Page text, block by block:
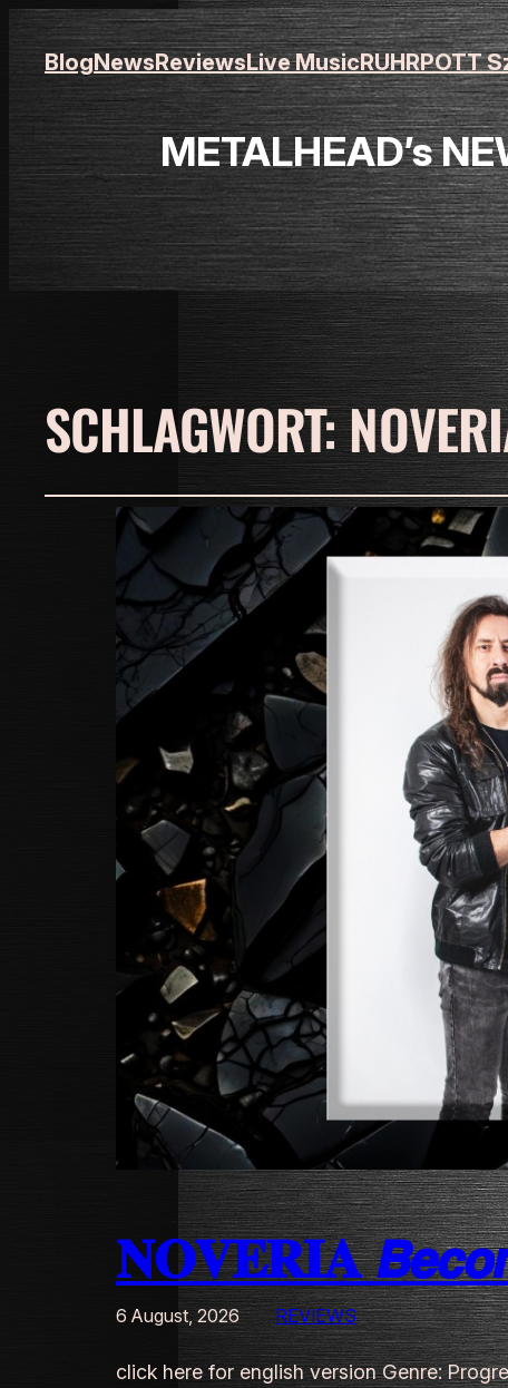
BlogNewsReviewsLive MusicRUHRPOTT
METALHEAD’s
SCHLAGWORT:
𝐍𝐎𝐕𝐄𝐑𝐈𝐀
6 August, 2026 REVIEWS
click here for english version Genre: